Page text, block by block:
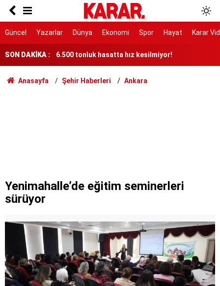
Güncel Yazarlar Dünya Ekonomi Spor Hayat Karar
SON DAKİKA :
YENİ Parti'den Merkez Yönetim Kurulu toplantısı
6.500 tonluk hasatta hız kesilmiyor!
Yazar Burak Eldem hayatını kaybetti
yasalaştı
Tereddütsüz katkı vereceğiz
Anasayfa Şehir Haberleri Ankara
Yenimahalle’de eğitim seminerleri
sürüyor